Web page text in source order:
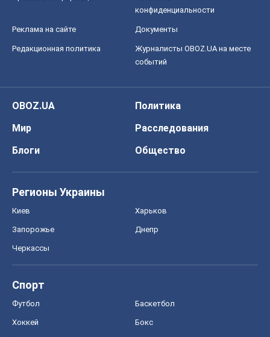
конфиденциальности
Реклама на сайте Документы
Редакционная политика
Журналисты OBOZ.UA на месте
событий
OBOZ.UA
Политика
Мир
Расследования
Блоги
Общество
Регионы Украины
Киев Харьков
Запорожье Днепр
Черкассы
Спорт
Футбол Баскетбол
Хоккей Бокс